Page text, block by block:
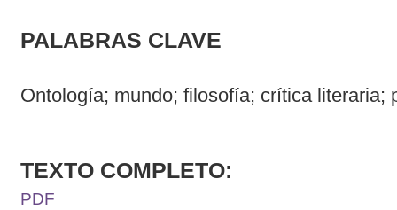
PALABRAS CLAVE
Ontología; mundo; filosofía; crítica literaria;
TEXTO COMPLETO:
PDF